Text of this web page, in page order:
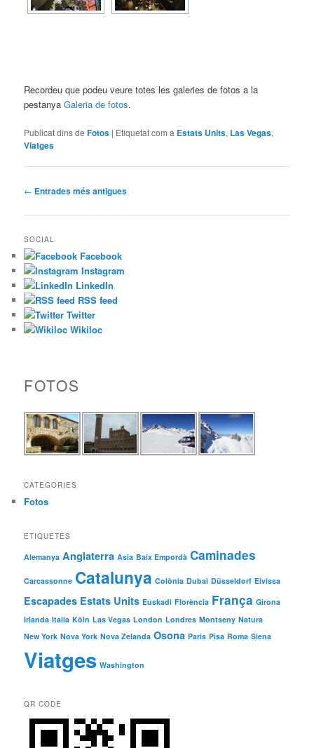
Recordeu que podeu veure totes les galeries de fotos a la
pestanyaGaleria de fotos.
Publicat dins de Fotos | Etiquetat com a Estats Units, Las Vegas,
Viatges
Navegació
les
entrades
← Entrades més antigues
SOCIAL
Facebook
Instagram
LinkedIn
RSS feed
Twitter
Wikiloc
FOTOS
CATEGORIES
Fotos
ETIQUETES
Alemanya Anglaterra Asia Baix Empordà Caminades
Carcassonne Catalunya Colònia Dubai Düsseldorf Eivissa
Escapades Estats Units Euskadi Florència França Girona
Irlanda Italia Köln Las Vegas London Londres Montseny Natura
New York Nova York Nova Zelanda Osona Paris Pisa Roma Siena
Viatges Washington
QR CODE